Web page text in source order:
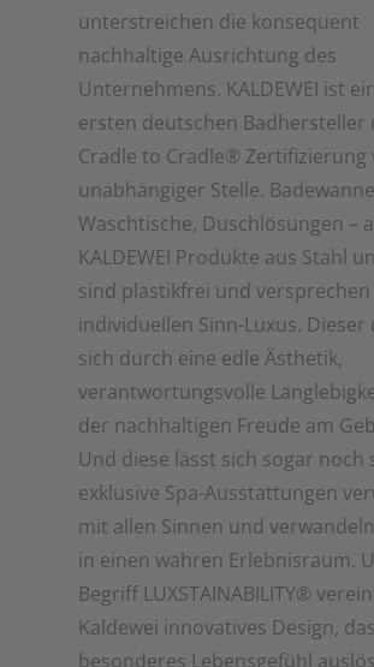
unterstreichen die konsequent
nachhaltige Ausrichtung des
Unternehmens. KALDEWEI ist
ersten deutschen Badhersteller
Cradle to Cradle® Zertifizierung
unabhängiger Stelle.
Waschtische, Duschlösungen –
KALDEWEI Produkte aus Stahl
sind plastikfrei und versprechen
individuellen Sinn-Luxus.
sich durch eine edle Ästhetik,
verantwortungsvolle
der nachhaltigen Freude am
Und diese lässt sich sogar noch
exklusive Spa-Ausstattungen
mit allen Sinnen und
in einen wahren Erlebnisraum.
Begriff LUXSTAINABILITY®
Kaldewei innovatives Design,
besonderes Lebensgefühl